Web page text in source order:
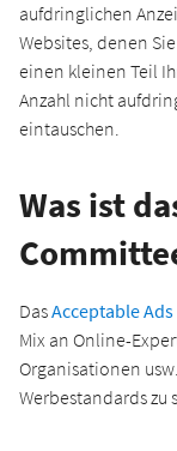
aufdringlichen
Websites, denen
einen kleinen Teil
Anzahl nicht
eintauschen.
Was ist
DasAcceptable
Mix an Online-
Organisationen
Werbestandards zu